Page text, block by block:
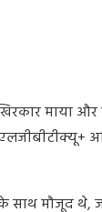
माया और
मौजूद थे,